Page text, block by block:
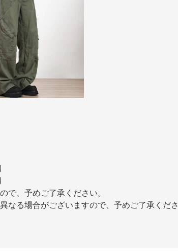
で、予めご了承ください。
なる場合がございますので、予めご了承くださ